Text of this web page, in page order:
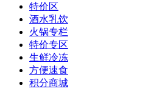
特价区
酒水乳饮
火锅专栏
特价专区
生鲜冷冻
方便速食
积分商城